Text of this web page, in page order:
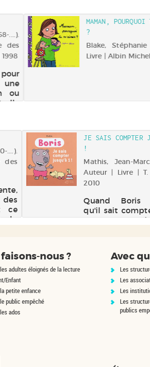
MAMAN,
?
Blake, Stéphanie
Livre | Albin
....).
des
une
ou
elle
va
la
?
....).
des
ce
du
JE SAIS COMPTER
!
Mathis, Jean-
Auteur | Livre |
2010
Quand Boris
qu'il sait
1, tous ses
comptant
peut à explorer
nous ?
adultes éloignés de la lecture
Enfant
petite enfance
public empêché
ados
Avec
Les
Les
Les
Les
publics